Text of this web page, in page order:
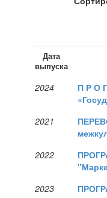
Дата
выпуска
2024
П Р О
2021
2022
2023